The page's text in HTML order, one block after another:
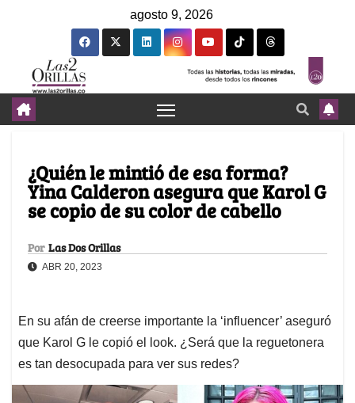
agosto 9, 2026
¿Quién le mintió de esa forma?
Yina Calderon asegura que Karol G
se copio de su color de cabello
Por Las Dos Orillas
ABR 20, 2023
En su afán de creerse importante la ‘influencer’ aseguró
que Karol G le copió el look. ¿Será que la reguetonera
es tan desocupada para ver sus redes?